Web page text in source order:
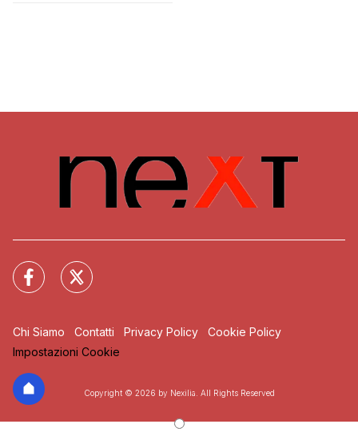
Chi Siamo Contatti Privacy Policy
Cookie Policy
Impostazioni Cookie
Copyright © 2026 by Nexilia. All Rights Reserved